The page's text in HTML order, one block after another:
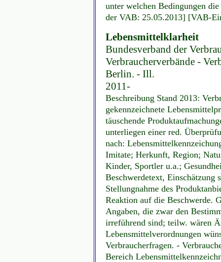
unter welchen Bedingungen
der VAB: 25.05.2013] [VAB-
Lebensmittelklarheit
Bundesverband der
Verbraucherverbände -
Berlin. - Ill.
2011-
Beschreibung Stand 2013:
gekennzeichnete
täuschende
unterliegen einer red.
nach:
Imitate; Herkunft, Region;
Kinder, Sportler u.a.;
Beschwerdetext, Einschätzung
Stellungnahme des
Reaktion auf die Beschwerde.
Angaben, die zwar den
irreführend sind; teilw. wären
Lebensmittelverordnungen
Verbraucherfragen. -
Bereich